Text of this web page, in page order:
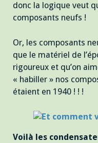
donc la logique veut
composants neufs !
Or, les composants
que le matériel de
rigoureux et qu’on
« habiller » nos
étaient en 1940 ! ! !
Voilà les